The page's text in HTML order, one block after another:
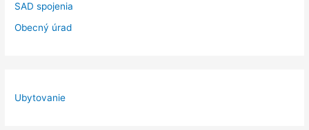
SAD spojenia
Obecný úrad
Ubytovanie